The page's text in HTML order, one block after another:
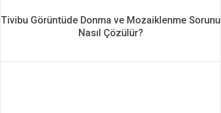
Tivibu Görüntüde Donma ve Mozaiklenme Sorunu
Nasıl Çözülür?